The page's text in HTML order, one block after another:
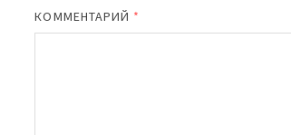
КОММЕНТАРИЙ *